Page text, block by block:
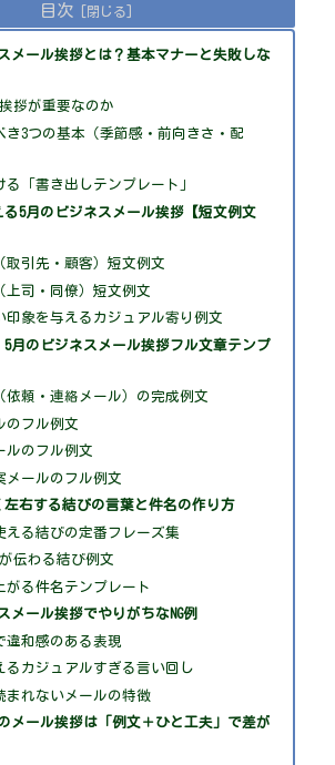
目次
メール挨拶とは？基本マナーと失敗しな
拶が重要なのか
き3つの基本（季節感・前向きさ・配
る「書き出しテンプレート」
る5月のビジネスメール挨拶【短文例文
取引先・顧客）短文例文
上司・同僚）短文例文
印象を与えるカジュアル寄り例文
5月のビジネスメール挨拶フル文章テンプ
依頼・連絡メール）の完成例文
のフル例文
ルのフル例文
メールのフル例文
左右する結びの言葉と件名の作り方
える結びの定番フレーズ集
伝わる結び例文
がる件名テンプレート
メール挨拶でやりがちなNG例
違和感のある表現
るカジュアルすぎる言い回し
まれないメールの特徴
メール挨拶は「例文＋ひと工夫」で差が